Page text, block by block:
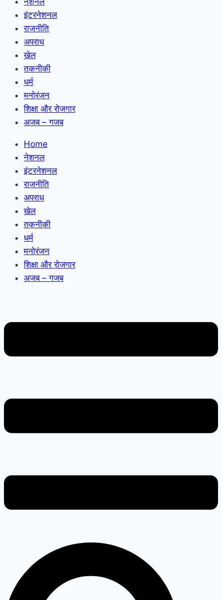
इंटरनेशनल
राजनीति
अपराध
खेल
तकनीकी
धर्म
मनोरंजन
शिक्षा और रोजगार
अजब – गजब
Home
नेशनल
इंटरनेशनल
राजनीति
अपराध
खेल
तकनीकी
धर्म
मनोरंजन
शिक्षा और रोजगार
अजब – गजब